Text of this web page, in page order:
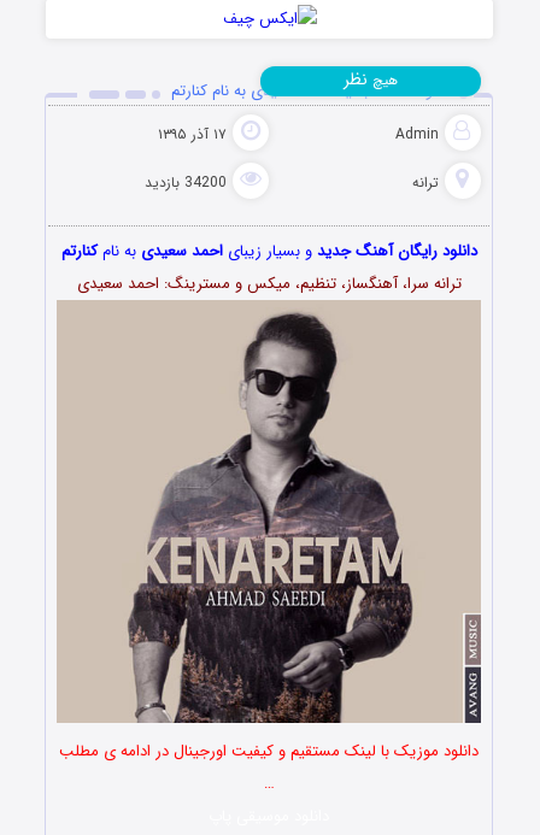
دانلود آهنگ جدید احمد سعیدی به نام کنارتم
Admin ۱۷ آذر ۱۳۹۵
ترانه 34200 بازدید
هیچ نظر
دانلود رایگان آهنگ جدیدو بسیار زیبای احمد سعیدی به نامکنارتم
ترانه سرا، آهنگساز، تنظیم، میکس و مسترینگ: احمد سعیدی
دانلود موزیک با لینک مستقیم و کیفیت اورجینال در ادامه ی مطلب
…